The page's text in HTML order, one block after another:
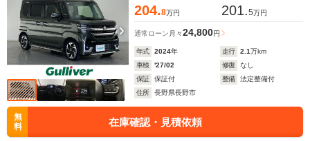
204.8万円 201.5万円
通常ローン 月々24,800円
年式 2024年 走行 2.1万km
車検
'27/02 修復
なし
保証
保証付 整備
法定整備付
住所
長野県長野市
無
料
在庫確認・見積依頼